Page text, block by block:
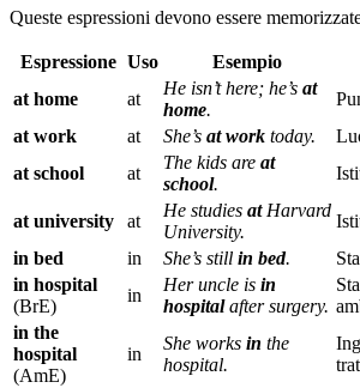
Queste espressioni devono essere
Espressione Uso Esempio
at home
at
He isn’t here; he’s at
home.
at work
at She’s at work today.
at school
at
The kids are at
school.
at university at
He studies atHarvard
University.
in bed
in She’s still in bed.
in hospital
(BrE)
in
Her uncle is in
hospitalafter surgery.
in the
hospital
(AmE)
in
She works in the
hospital.